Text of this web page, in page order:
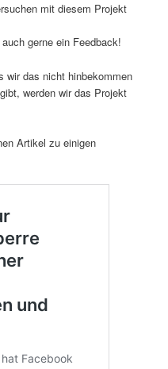
mit diesem Projekt
gerne ein Feedback!
wir das nicht hinbekommen
werden wir das Projekt
Artikel zu einigen